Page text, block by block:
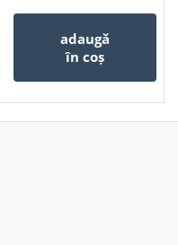
adaugă
în coș